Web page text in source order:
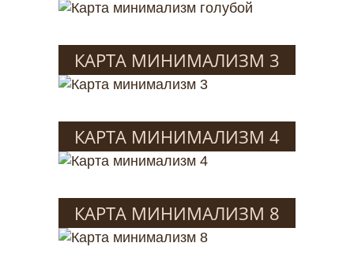
КАРТА МИНИМАЛИЗМ 3
КАРТА МИНИМАЛИЗМ 4
КАРТА МИНИМАЛИЗМ 8